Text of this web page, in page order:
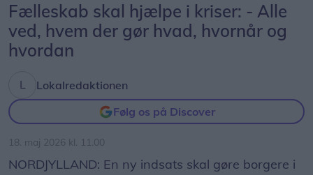
Fælleskab skal hjælpe i kriser: - Alle
ved, hvem der gør hvad, hvornår og
hvordan
Lokalredaktionen
Følg os på Discover
18. maj 2026 kl. 11.00
NORDJYLLAND: En ny indsats skal gøre borgere i